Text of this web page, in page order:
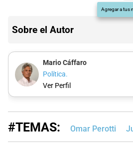
Agregar a tus
Sobre el Autor
Mario Cáffaro
Política.
Ver Perfil
#TEMAS: Omar Perotti